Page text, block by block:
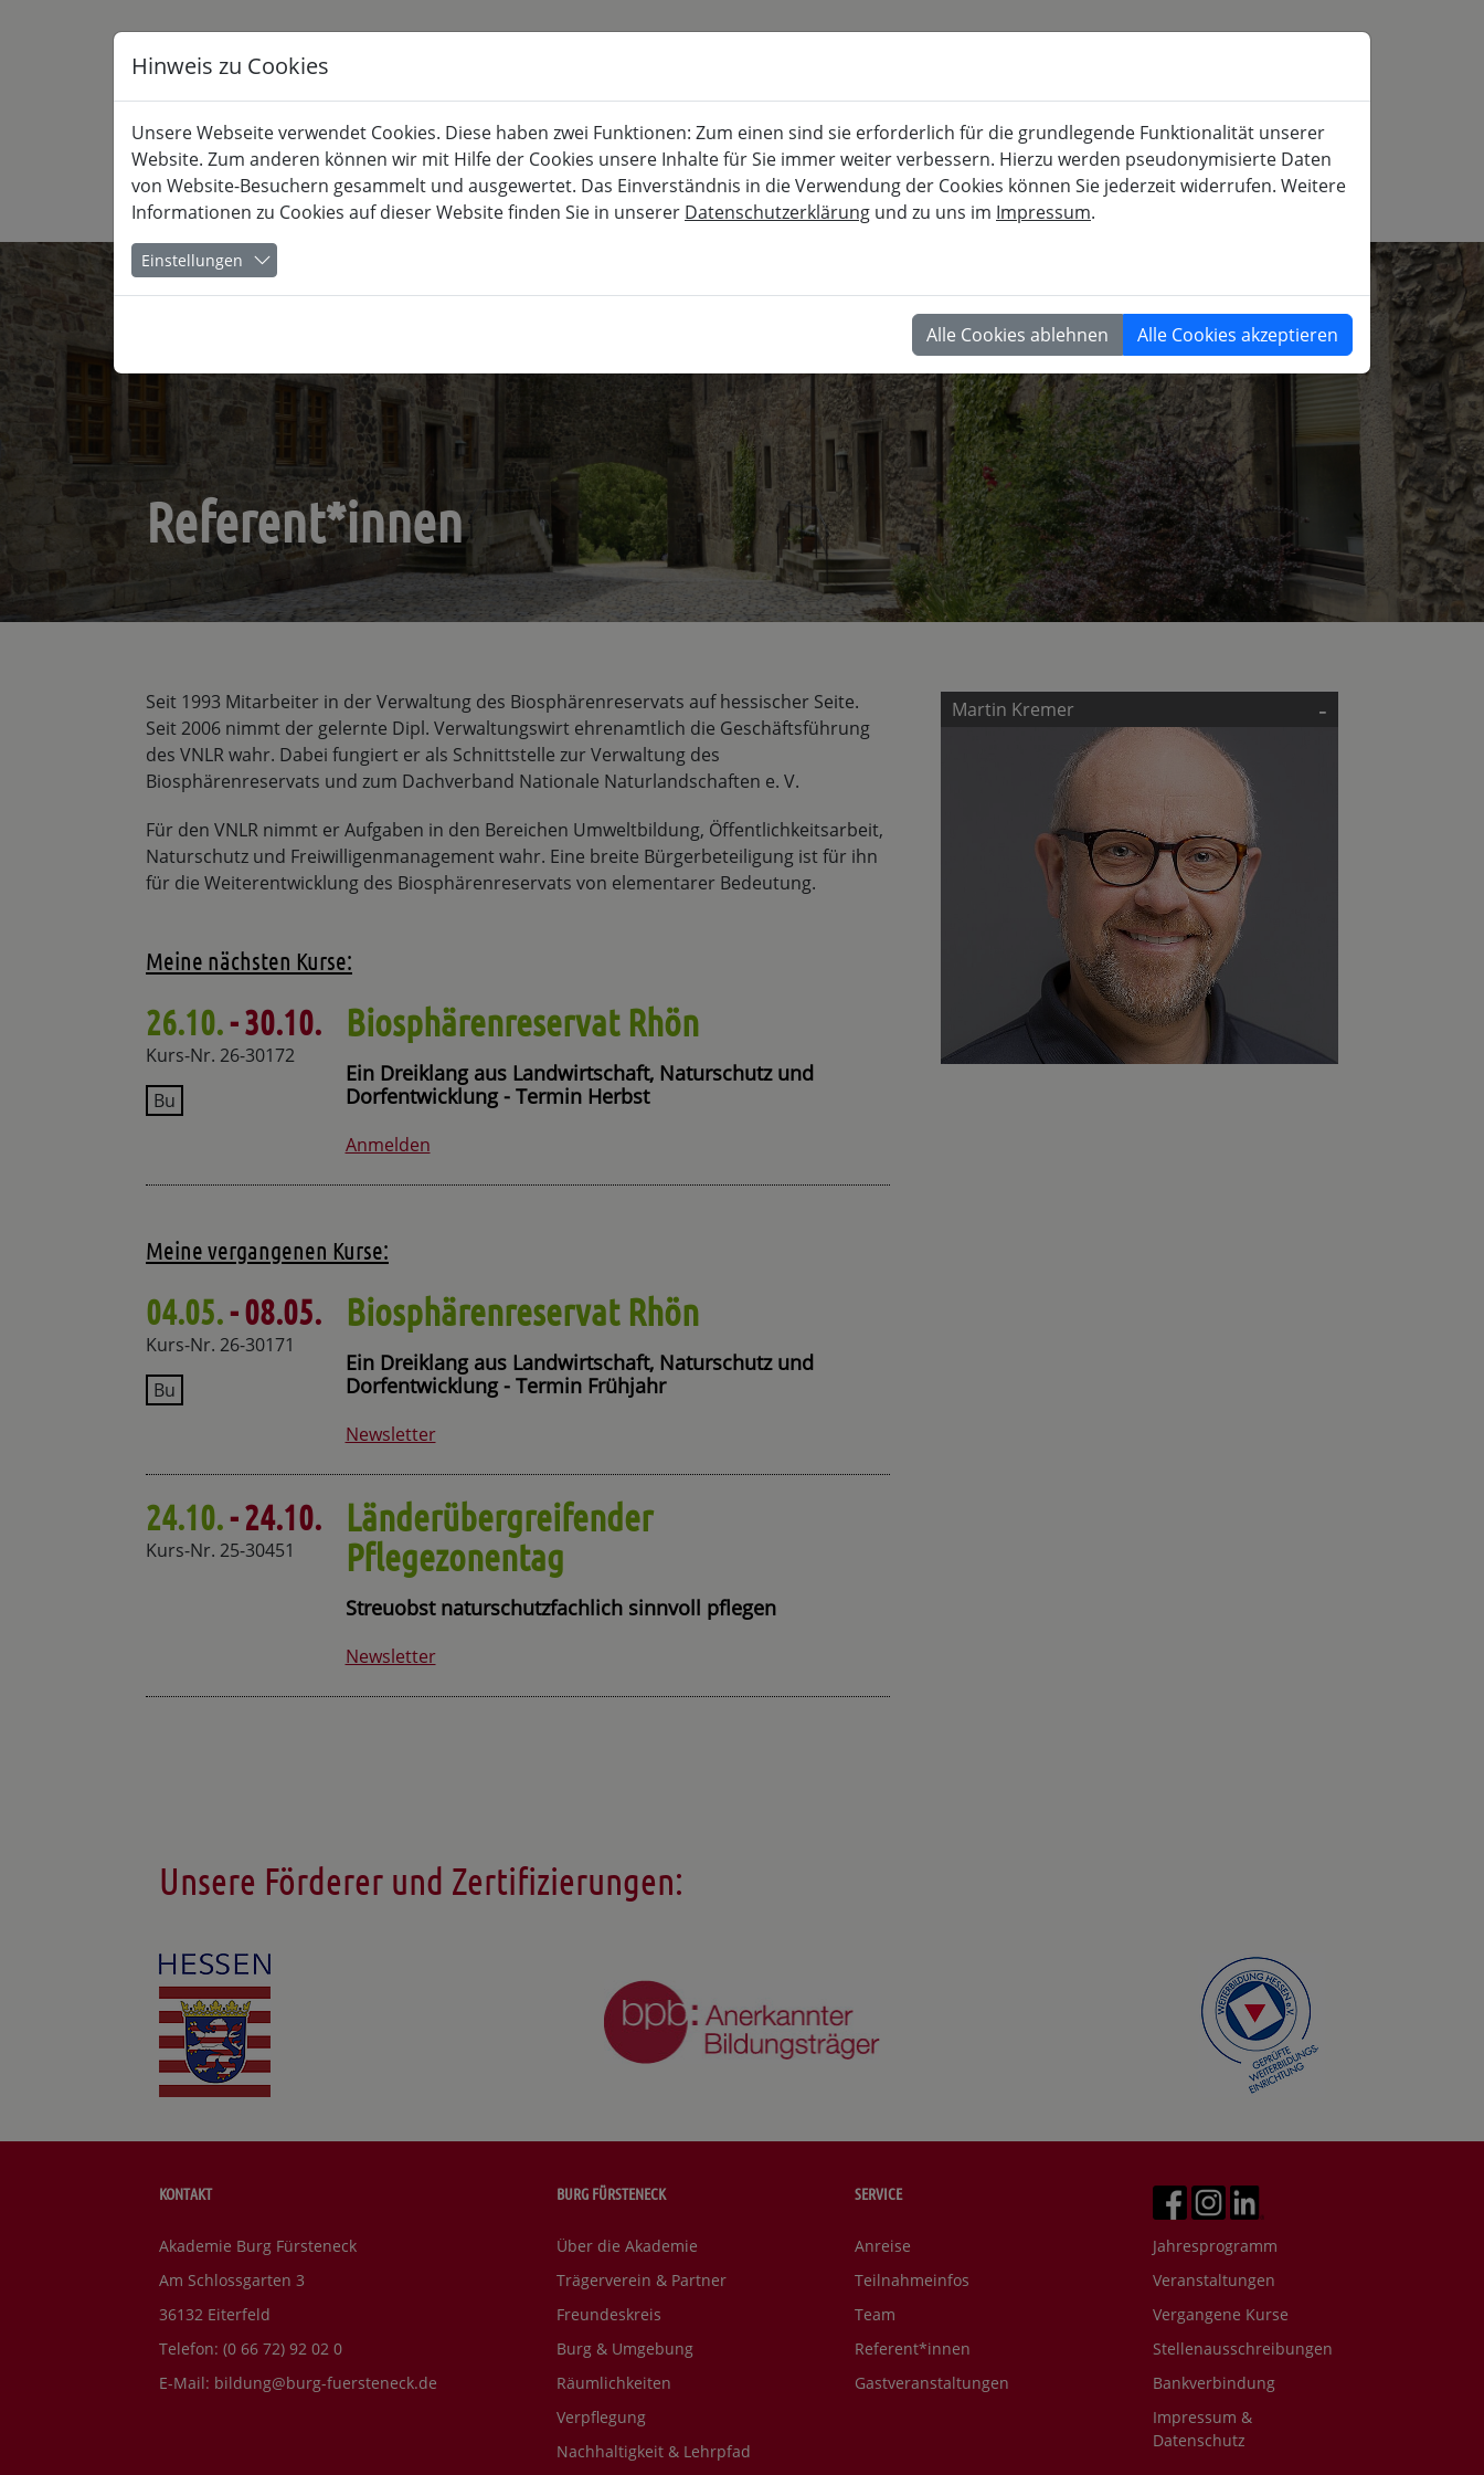
Akademie für musisch-kulturelle, berufliche und gesellschaftspolitische Weiterbildung
KULTUR BERUF GESELLSCHAFT
Referent*innen
Seit 1993 Mitarbeiter in der Verwaltung des Biosphärenreservats auf hessischer Seite.
Seit 2006 nimmt der gelernte Dipl. Verwaltungswirt ehrenamtlich die Geschäftsführung
des VNLR wahr. Dabei fungiert er als Schnittstelle zur Verwaltung des
Biosphärenreservats und zum Dachverband Nationale Naturlandschaften e. V.
Für den VNLR nimmt er Aufgaben in den Bereichen Umweltbildung, Öffentlichkeitsarbeit,
Naturschutz und Freiwilligenmanagement wahr. Eine breite Bürgerbeteiligung ist für ihn
für die Weiterentwicklung des Biosphärenreservats von elementarer Bedeutung.
Meine nächsten Kurse:
26.10.- 30.10.
Kurs-Nr. 26-30172
Bu
Biosphärenreservat Rhön
Ein Dreiklang aus Landwirtschaft, Naturschutz und
Dorfentwicklung - Termin Herbst
Anmelden
Meine vergangenen Kurse:
04.05.- 08.05.
Kurs-Nr. 26-30171
Bu
Biosphärenreservat Rhön
Ein Dreiklang aus Landwirtschaft, Naturschutz und
Dorfentwicklung - Termin Frühjahr
Newsletter
24.10.- 24.10.
Kurs-Nr. 25-30451
Länderübergreifender
Pflegezonentag
Streuobst naturschutzfachlich sinnvoll pflegen
Newsletter
Martin Kremer -
Unsere Förderer und Zertifizierungen:
BURG FÜRSTENECK
Über die Akademie
Trägerverein & Partner
Freundeskreis
Burg & Umgebung
Räumlichkeiten
Verpflegung
Nachhaltigkeit & Lehrpfad
SERVICE
Anreise
Teilnahmeinfos
Team
Referent*innen
Gastveranstaltungen
Jahresprogramm
Veranstaltungen
Vergangene Kurse
Stellenausschreibungen
Bankverbindung
Impressum &
Datenschutz
KONTAKT
Akademie Burg Fürsteneck
Am Schlossgarten 3
36132 Eiterfeld
Telefon: (0 66 72) 92 02 0
E-Mail: bildung@burg-fuersteneck.de
Hinweis zu Cookies
Unsere Webseite verwendet Cookies. Diese haben zwei Funktionen: Zum einen sind sie erforderlich für die grundlegende Funktionalität unserer
Website. Zum anderen können wir mit Hilfe der Cookies unsere Inhalte für Sie immer weiter verbessern. Hierzu werden pseudonymisierte Daten
von Website-Besuchern gesammelt und ausgewertet. Das Einverständnis in die Verwendung der Cookies können Sie jederzeit widerrufen. Weitere
Informationen zu Cookies auf dieser Website finden Sie in unserer Datenschutzerklärung und zu uns im Impressum.
Einstellungen
Alle Cookies ablehnen Alle Cookies akzeptieren